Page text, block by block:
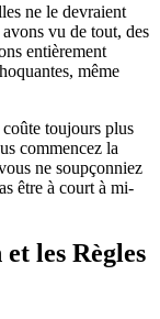
ne le devraient
vu de tout, des
entièrement
même
toujours plus
commencez la
ne soupçonniez
être à court à mi-
les Règles